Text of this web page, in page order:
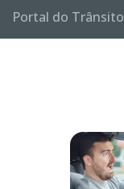
Portal do Trânsito